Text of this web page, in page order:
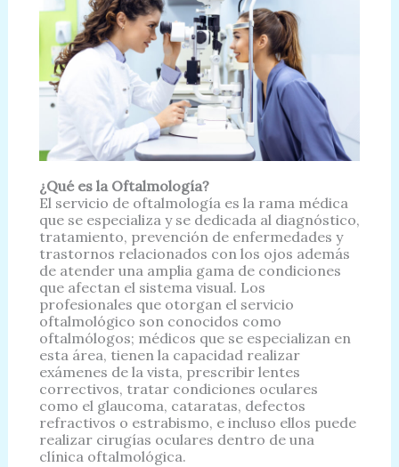
¿Qué es la Oftalmología?
El servicio de oftalmología es la rama médica
que se especializa y se dedicada al diagnóstico,
tratamiento, prevención de enfermedades y
trastornos relacionados con los ojos además
de atender una amplia gama de condiciones
que afectan el sistema visual. Los
profesionales que otorgan el servicio
oftalmológico son conocidos como
oftalmólogos; médicos que se especializan en
esta área, tienen la capacidad realizar
exámenes de la vista, prescribir lentes
correctivos, tratar condiciones oculares
como el glaucoma, cataratas, defectos
refractivos o estrabismo, e incluso ellos puede
realizar cirugías oculares dentro de una
clínica oftalmológica.